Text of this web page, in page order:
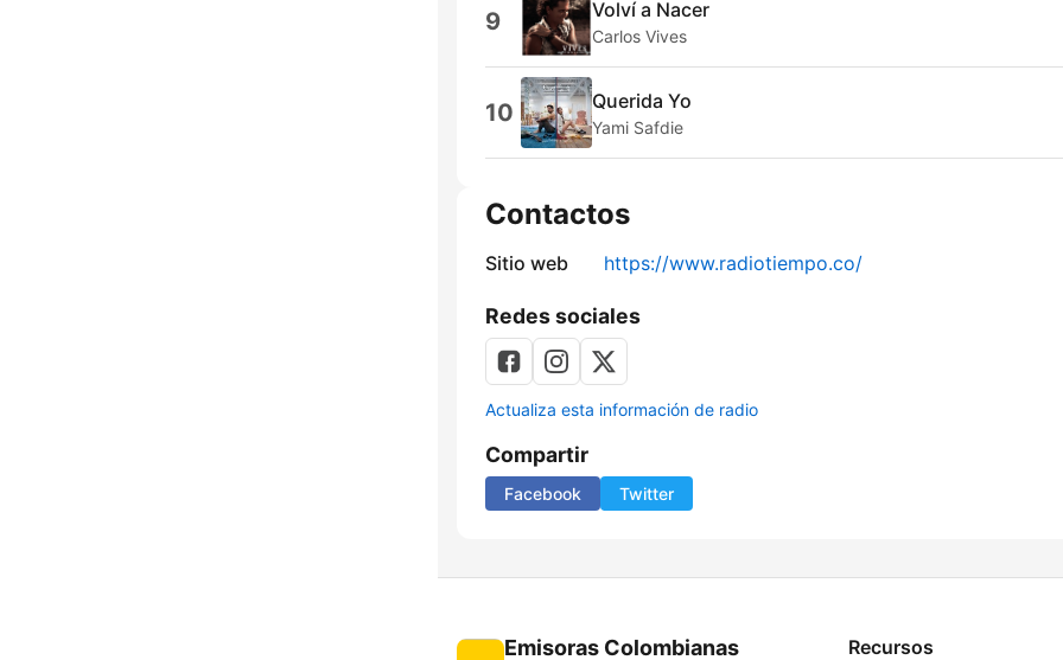
9 Volví a Nacer
Carlos Vives
10 Querida Yo
Yami Safdie
Contactos
Sitio web https://www.radiotiempo.co/
Redes sociales
Actualiza esta información de radio
Compartir
Facebook Twitter
Emisoras Colombianas Recursos